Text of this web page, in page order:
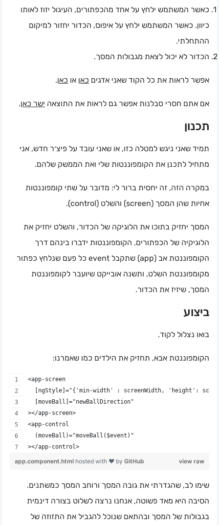
כאשר המשתמש ילחץ על אחד מהכפתורים, העיגול יזוז לאותו
כיוון. כאשר המשתמש ילחץ על איפוס, הכדור יחזור למיקום
ההתחלתי.
הכדור לא יכול לצאת מגבולות המסך.
אפשר לראות את כל הקוד שאני אדגים כאן או כאן.
אם אתם חסרי סבלנות אפשר גם לראות את התוצאה ישר כאן.
תכנון
תמיד שאני ניגש למטלה כזו, או שאני עובד על פיצ׳ר חדש, אני
מתחיל לתכנן את הקומפוננטות שלי ואת הממשק שלהם.
במקרה הזה, זה יחסית ברור לי: מדובר על שתי קומפוננטות
אחיות שהן המסך (screen) והשלט (control).
המסך יחזיק בתוכו את הלוגיקה של הכדור, והשלט יחזיק את
הלוגיקיה של הכפתורים. הקומפוננטות ידברו בינהם דרך
הקומפוננטת אב (app) שתקבל event כל פעם שנלחץ כפתור
מקומפוננטת השלט, ותשנה אובייקט שיועבר לקומפוננטת
המסך, שיזיז את הכדור.
ביצוע
בואו נצלול לקוד.
הקומפוננטת אבא, תחזיק את הילדים כמו שאמרנו:
<app-screen
[ngStyle]="{'min-width' : screenWidth, 'height':
  [moveBall]="newBallDirection"
></app-screen>
<app-control
  (moveBall)="moveBall($event)"
></app-control>
view raw
app.component.html hosted with ❤ by GitHub
שימו לב, שהגדרתי את גובה המסך ורוחב המסך כמשתנים.
הסיבה היא מאד פשוטה, אנחנו נרצה לשלוט בצורה דינמית
בגבולות של המסך ובהתאם שנוכל להגביל את התזוזה של